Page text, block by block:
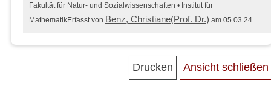
Fakultät für Natur- und Sozialwissenschaften • Institut für
MathematikErfasst von Benz, Christiane(Prof. Dr.) am 05.03.24